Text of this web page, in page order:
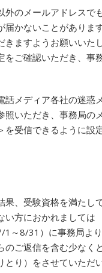
外のメールアドレスで
届かないことがありま
ますようお願いいたし
をご確認いただき、事
話メディア各社の迷惑
照いただき、事務局の
受信できるように設
果、受験資格を満たし
い方におかれましては
1～8/31）に事務局よ
のご返信を含む少なく
り）をさせていただ